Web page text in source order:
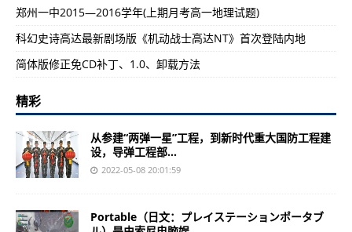
郑州一中2015—2016学年(上期月考高一地理试题)
科幻史诗高达最新剧场版《机动战士高达NT》首次登陆内地
简体版修正免CD补丁、1.0、卸载方法
精彩
从参建“两弹一星”工程，到新时代重大国防工程建
设，导弹工程部...
2022-05-08 20:01:59
Portable（日文：プレイステーションポータブ